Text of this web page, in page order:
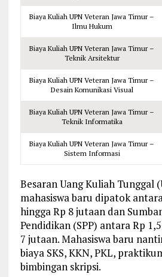
Biaya Kuliah UPN Veteran Jawa Timur –
Ilmu Hukum
Biaya Kuliah UPN Veteran Jawa Timur –
Teknik Arsitektur
Biaya Kuliah UPN Veteran Jawa Timur –
Desain Komunikasi Visual
Biaya Kuliah UPN Veteran Jawa Timur –
Teknik Informatika
Biaya Kuliah UPN Veteran Jawa Timur –
Sistem Informasi
Besaran Uang Kuliah Tunggal
mahasiswa baru dipatok
hingga Rp 8 jutaan dan
Pendidikan (SPP) antara Rp
7 jutaan. Mahasiswa baru
biaya SKS, KKN, PKL,
bimbingan skripsi.